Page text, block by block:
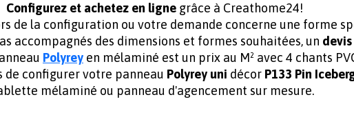
Configurez et achetez en lignegrâce à Creathome24!
de la configuration ou votre demande concerne une forme
accompagnés des dimensions et formes souhaitées, un devis
Polyrey en mélaminé est un prix au M² avec 4 chants
de configurer votre panneau Polyrey uni décor P133 Pin
mélaminé ou panneau d'agencement sur mesure.